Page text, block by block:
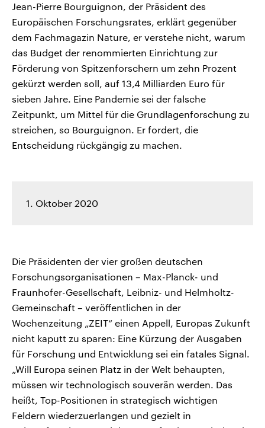
Jean-Pierre Bourguignon, der Präsident des
Europäischen Forschungsrates, erklärt gegenüber
dem Fachmagazin Nature, er verstehe nicht, warum
das Budget der renommierten Einrichtung zur
Förderung von Spitzenforschern um zehn Prozent
gekürzt werden soll, auf 13,4 Milliarden Euro für
sieben Jahre. Eine Pandemie sei der falsche
Zeitpunkt, um Mittel für die Grundlagenforschung zu
streichen, so Bourguignon. Er fordert, die
Entscheidung rückgängig zu machen.
1. Oktober 2020
Die Präsidenten der vier großen deutschen
Forschungsorganisationen – Max-Planck- und
Fraunhofer-Gesellschaft, Leibniz- und Helmholtz-
Gemeinschaft – veröffentlichen in der
Wochenzeitung „ZEIT“ einen Appell, Europas Zukunft
nicht kaputt zu sparen: Eine Kürzung der Ausgaben
für Forschung und Entwicklung sei ein fatales Signal.
„Will Europa seinen Platz in der Welt behaupten,
müssen wir technologisch souverän werden. Das
heißt, Top-Positionen in strategisch wichtigen
Feldern wiederzuerlangen und gezielt in